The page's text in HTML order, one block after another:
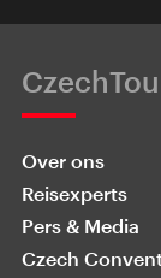
Over ons
Reisexperts
Pers & Media
Czech